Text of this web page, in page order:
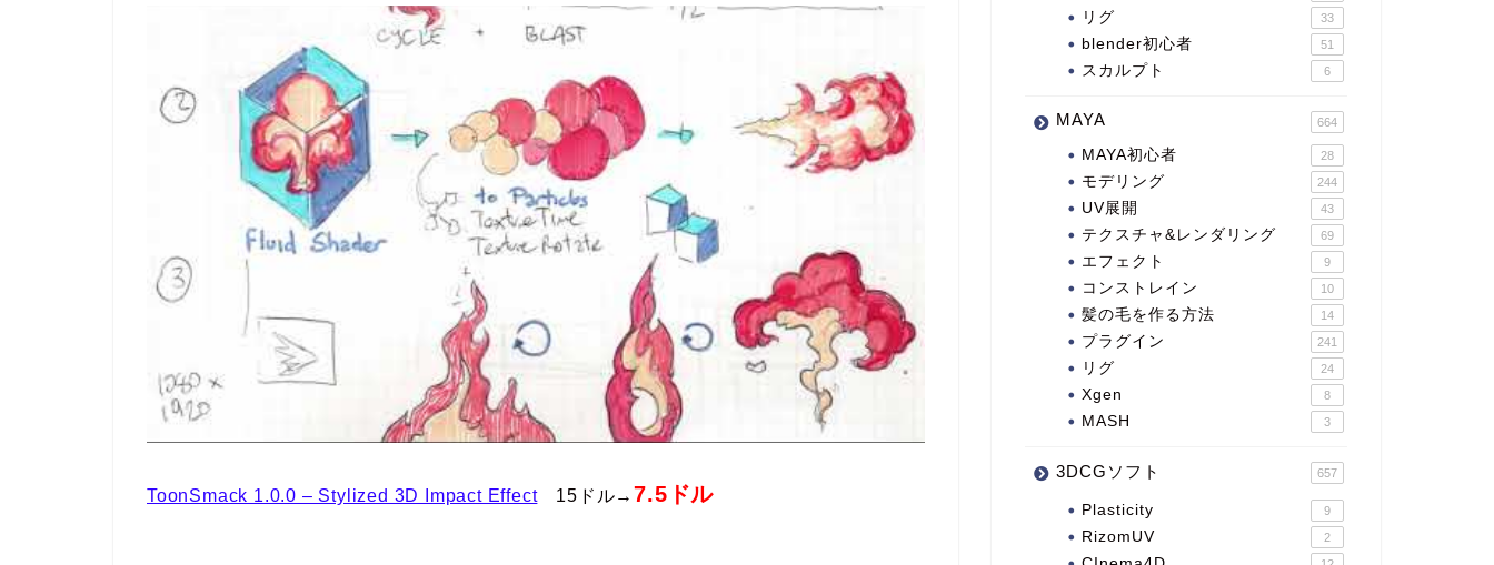
ToonSmack 1.0.0 – Stylized 3D Impact Effect15ドル→ 7.5ドル
リグ 33
blender初心者 51
スカルプト 6
MAYA 664
MAYA初心者 28
モデリング 244
UV展開 43
テクスチャ&レンダリング 69
エフェクト 9
コンストレイン 10
髪の毛を作る方法 14
プラグイン 241
リグ 24
Xgen 8
MASH 3
3DCGソフト 657
Plasticity 9
RizomUV 2